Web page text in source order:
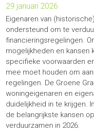
29 januari 2026
Eigenaren van
ondersteund om te
financieringsregelingen.
mogelijkheden en kansen
specifieke voorwaarden
mee moet houden om
regelingen. De Groene
woningeigenaren en
duidelijkheid in te krijgen.
de belangrijkste kansen
verduurzamen in 2026.